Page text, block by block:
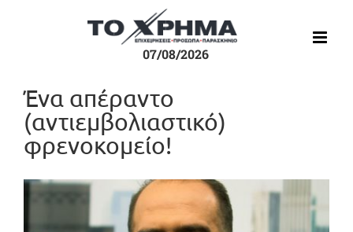
07/08/2026
Ένα απέραντο
(αντιεμβολιαστικό)
φρενοκομείο!
Προβολή
εικόνας